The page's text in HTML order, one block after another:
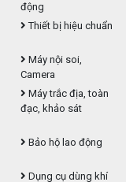
động
Thiết bị hiệu chuẩn
Máy nội soi,
Camera
Máy trắc địa, toàn
đạc, khảo sát
Bảo hộ lao động
Dụng cụ dùng khí